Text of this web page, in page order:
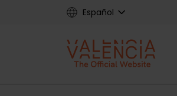
Español